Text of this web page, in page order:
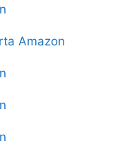
Amazon